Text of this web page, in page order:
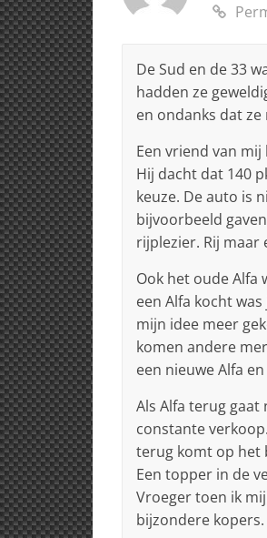
De Sud en de 33
hadden ze
en ondanks dat
Een vriend van
Hij dacht dat 140
keuze. De auto is
bijvoorbeeld
rijplezier. Rij maar
Ook het oude Alfa
een Alfa kocht
mijn idee meer
komen andere
een nieuwe Alfa
Als Alfa terug
constante
terug komt op het
Een topper in de
Vroeger toen ik
bijzondere kopers.